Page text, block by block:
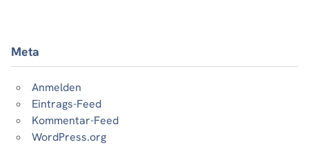
Meta
Anmelden
Eintrags-Feed
Kommentar-Feed
WordPress.org